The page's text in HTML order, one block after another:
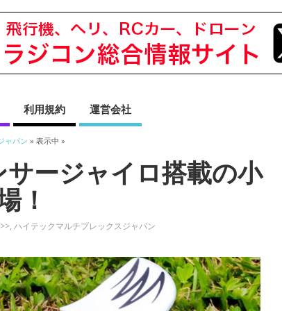
利用規約 運営会社
ャパン » 表示中 »
ージャイロ搭載の小
！
, ハイテックマルチプレックスジャパン